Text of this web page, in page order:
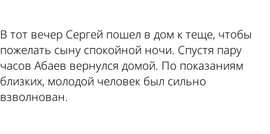
В тот вечер Сергей пошел в дом к теще, чтобы
пожелать сыну спокойной ночи. Спустя пару
часов Абаев вернулся домой. По показаниям
близких, молодой человек был сильно
взволнован.